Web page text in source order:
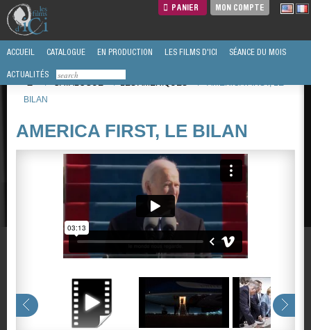
PANIER MON COMPTE
ACCUEIL CATALOGUE EN PRODUCTION LES FILMS D'ICI SÉANCE DU MOIS
ACTUALITÉS
/
CATALOGUE / LES AMERIQUES /
AMERICA FIRST, LE
BILAN
AMERICA FIRST, LE BILAN